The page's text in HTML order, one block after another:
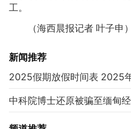
工。
（海西晨报记者 叶子申）
新闻推荐